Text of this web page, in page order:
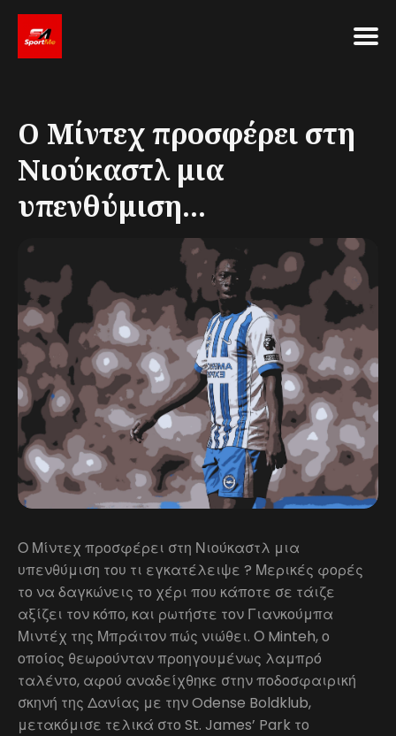
Blog
Ο Μίντεχ προσφέρει στη
Νιούκαστλ μια
υπενθύμιση...
Ο Μίντεχ προσφέρει στη Νιούκαστλ μια
υπενθύμιση του τι εγκατέλειψε ? Μερικές φορές
το να δαγκώνεις το χέρι που κάποτε σε τάιζε
αξίζει τον κόπο, και ρωτήστε τον Γιανκούμπα
Μιντέχ της Μπράιτον πώς νιώθει. Ο Minteh, ο
οποίος θεωρούνταν προηγουμένως λαμπρό
ταλέντο, αφού αναδείχθηκε στην ποδοσφαιρική
σκηνή της Δανίας με την Odense Boldklub,
μετακόμισε τελικά στο St. James’ Park το